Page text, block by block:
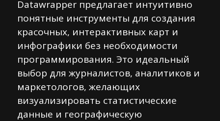
Datawrapper предлагает интуитивно
понятные инструменты для создания
красочных, интерактивных карт и
инфографики без необходимости
программирования. Это идеальный
выбор для журналистов, аналитиков и
маркетологов, желающих
визуализировать статистические
данные и географическую